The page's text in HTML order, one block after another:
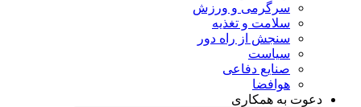
سرگرمی و ورزش
سلامت و تغذیه
سنجش از راه دور
سیاست
صنایع دفاعی
هوافضا
دعوت به همکاری